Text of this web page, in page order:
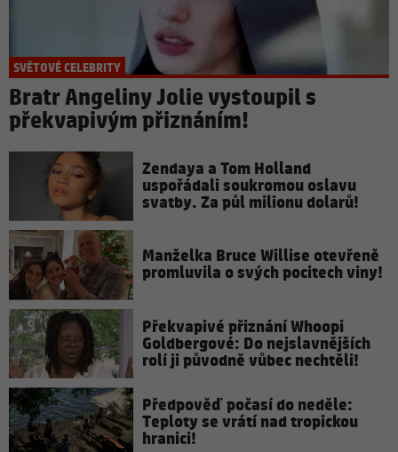
SVĚTOVÉ CELEBRITY
Bratr Angeliny Jolie vystoupil s
překvapivým přiznáním!
Zendaya a Tom Holland
uspořádali soukromou oslavu
svatby. Za půl milionu dolarů!
Manželka Bruce Willise otevřeně
promluvila o svých pocitech viny!
Překvapivé přiznání Whoopi
Goldbergové: Do nejslavnějších
rolí ji původně vůbec nechtěli!
Předpověď počasí do neděle:
Teploty se vrátí nad tropickou
hranici!